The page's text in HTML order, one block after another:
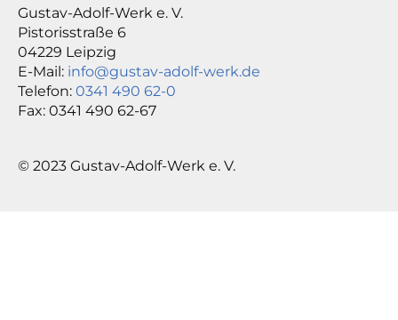
Gustav-Adolf-Werk e. V.
Pistorisstraße 6
04229 Leipzig
E-Mail: info@gustav-adolf-werk.de
Telefon: 0341 490 62-0
Fax: 0341 490 62-67
© 2023 Gustav-Adolf-Werk e. V.